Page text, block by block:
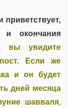
приветствует,
и окончания
вы увидите
Если же
и он будет
дней месяца
шавваля,